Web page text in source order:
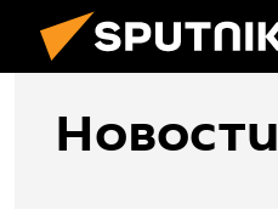
Новости